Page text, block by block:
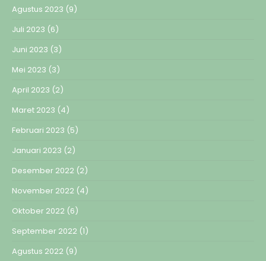
Agustus 2023 (9)
Juli 2023 (6)
Juni 2023 (3)
Mei 2023 (3)
April 2023 (2)
Maret 2023 (4)
Februari 2023 (5)
Januari 2023 (2)
Desember 2022 (2)
November 2022 (4)
Oktober 2022 (6)
September 2022 (1)
Agustus 2022 (9)